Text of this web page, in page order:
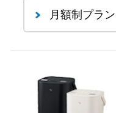
月額制プラン